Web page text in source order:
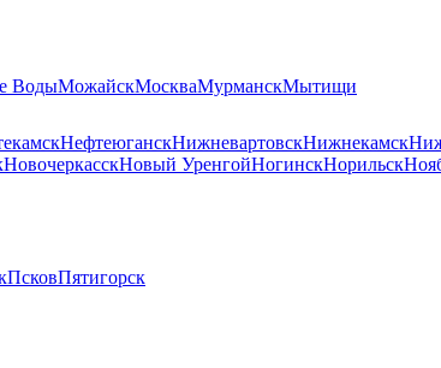
ВодыМожайскМоскваМурманскМытищи
НефтеюганскНижневартовскНижнекамск
НовочеркасскНовый УренгойНогинскНорильск
ПсковПятигорск